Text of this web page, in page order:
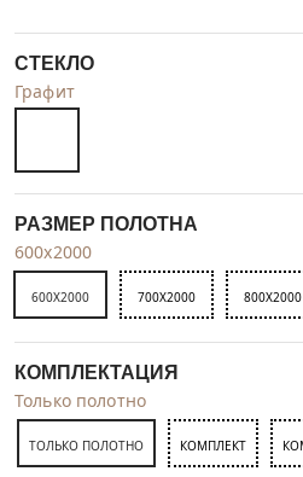
СТЕКЛО
Графит
РАЗМЕР ПОЛОТНА
600x2000
600X2000 700X2000 800X2000
КОМПЛЕКТАЦИЯ
Только полотно
ТОЛЬКО ПОЛОТНО КОМПЛЕКТ